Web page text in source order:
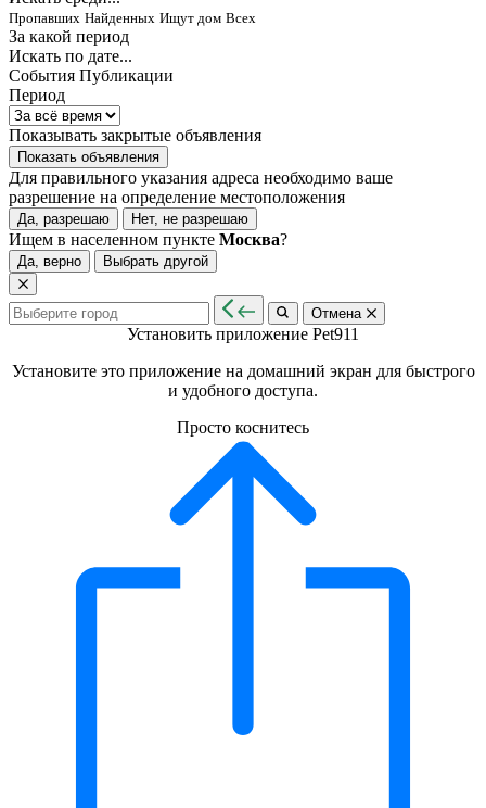
Пропавших Найденных Ищут дом Всех
За какой период
Искать по дате...
События Публикации
Период
Показывать закрытые объявления
Показать объявления
Для правильного указания адреса необходимо ваше
разрешение на определение местоположения
Да, разрешаю Нет, не разрешаю
Ищем в населенном пункте Москва?
Да, верно Выбрать другой
Отмена
Установить приложение Pet911
Установите это приложение на домашний экран для быстрого
и удобного доступа.
Просто коснитесь